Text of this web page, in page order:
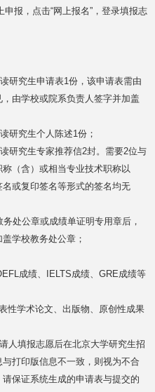
报，点击“网上报名”，登录填报志
研究生申请表1份，该申请表需由
由学校或院系负责人签字并加盖
研究生个人陈述1份；
研究生专家推荐信2封。需要2位与
（含）或相当专业技术职称以
或复印签名等形式的签名均无
处公章或成绩单证明专用章后，
学校教务处公章；
成绩、IELTS成绩、GRE成绩等
性学术论文、出版物、原创性成果
人填报志愿后在北京大学研究生招
打印版信息不一致，则视为不合
保证系统生成的申请表与提交的